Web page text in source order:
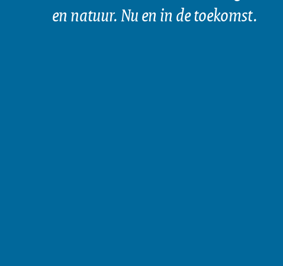
en natuur. Nu en in de toekomst.